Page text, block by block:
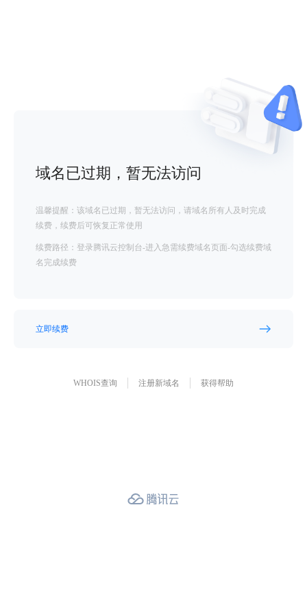
域名已过期，暂无法访问
温馨提醒：该域名已过期，暂无法访问，请域名所有人及时完成
续费，续费后可恢复正常使用
续费路径：登录腾讯云控制台-进入急需续费域名页面-勾选续费域
名完成续费
立即续费
WHOIS查询 注册新域名 获得帮助